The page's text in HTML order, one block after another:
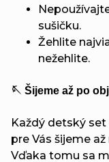
sušičku.
Žehlite
nežehlite.
🪡 Šijeme až po
Každý detský
pre Vás šijeme
Vďaka tomu sa